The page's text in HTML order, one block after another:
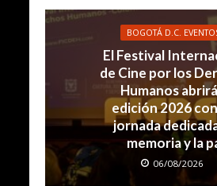
BOGOTÁ D.C.
El Festival
de Cine por los
Humanos
edición 2026
jornada
memoria y la
06/08/2026